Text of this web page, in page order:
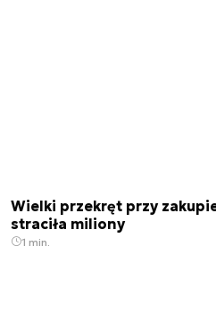
Wielki przekręt przy
straciła miliony
1 min.